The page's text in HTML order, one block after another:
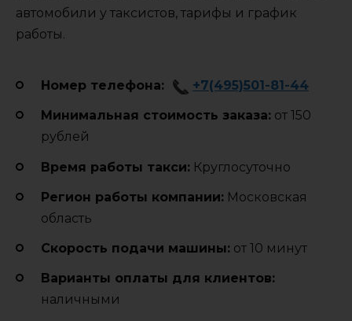
автомобили у таксистов, тарифы и график
работы.
Номер телефона: +7(495)501-81-44
Минимальная стоимость заказа: от 150
рублей
Время работы такси: Круглосуточно
Регион работы компании: Московская
область
Cкорость подачи машины: от 10 минут
Варианты оплаты для клиентов:
наличными